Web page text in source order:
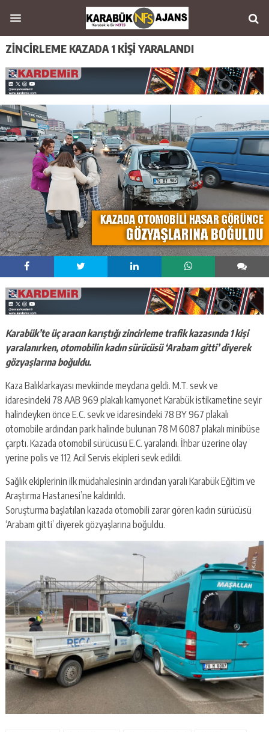
ZİNCİRLEME KAZADA 1 KİŞİ YARALANDI
Karabük’te üç aracın karıştığı zincirleme trafik kazasında 1 kişi
yaralanırken, otomobilin kadın sürücüsü ‘Arabam gitti’ diyerek
gözyaşlarına boğuldu.
Kaza Balıklarkayası mevkiinde meydana geldi. M.T. sevk ve
idaresindeki 78 AAB 969 plakalı kamyonet Karabük istikametine seyir
halindeyken önce E.C. sevk ve idaresindeki 78 BY 967 plakalı
otomobile ardından park halinde bulunan 78 M 6087 plakalı minibüse
çarptı. Kazada otomobil sürücüsü E.C. yaralandı. İhbar üzerine olay
yerine polis ve 112 Acil Servis ekipleri sevk edildi.
Sağlık ekiplerinin ilk müdahalesinin ardından yaralı Karabük Eğitim ve
Araştırma Hastanesi’ne kaldırıldı.
Soruşturma başlatılan kazada otomobili zarar gören kadın sürücüsü
‘Arabam gitti’ diyerek gözyaşlarına boğuldu.